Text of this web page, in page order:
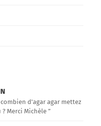
d'agar agar mettez
Merci Michèle ”